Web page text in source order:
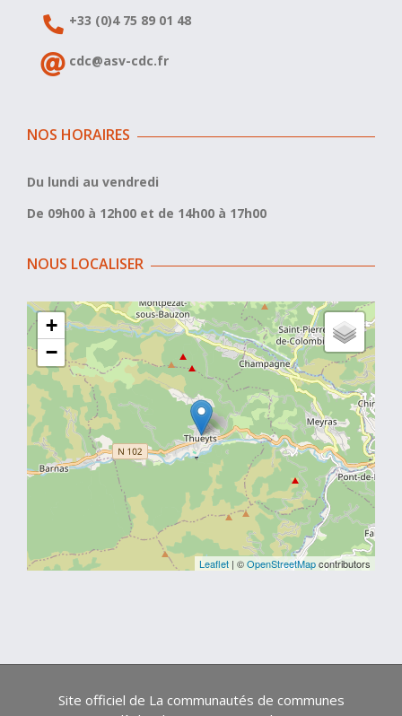
+33 (0)4 75 89 01 48
cdc@asv-cdc.fr
NOS HORAIRES
Du lundi au vendredi
De 09h00 à 12h00 et de 14h00 à 17h00
NOUS LOCALISER
+
−
Leaflet | ©OpenStreetMapcontributors
Site officiel de La communautés de communes